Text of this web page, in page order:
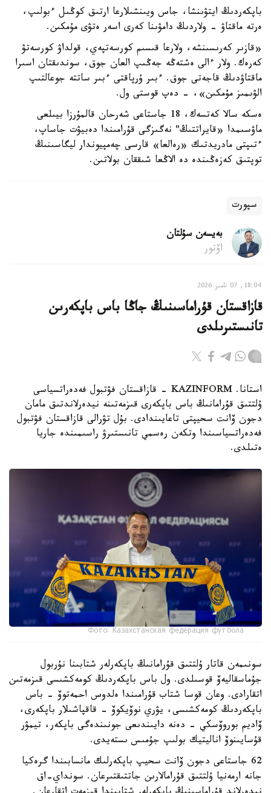
باپكەردىڭ ايتۋىنشا، جاس ويىنشىلارعا ارتىق كوڭىل ءبولىپ،
ەرتە ماقتاۋ - ولاردىڭ دامۋىنا كەرى اسەر ەتۋى مۇمكىن.
«قازىر كەرىسىنشە، ولارعا قىسىم كورسەتپەي، قولداۋ كورسەتۋ
كەرەك. ولار ءالى ەشتەڭە جەڭىپ العان جوق، سوندىقتان اسىرا
ماقتاۋدىڭ قاجەتى جوق. ءبىر ۇرپاقتى ءبىر ساتتە جوعالتىپ
الۋىمىز مۇمكىن»، - دەپ قوستى ول.
ەسكە سالا كەتسەك، 18 جاستاعى شەرحان قالمۇرزا بيىلعى
ماۋسىمدا «قايراتتىڭ" نەگىزگى قۇرامىندا دەبيۋت جاساپ،
ءتىپتى مادريدتىك «رەالعا» قارسى چەمپيوندار ليگاسىنىڭ
توپتىق كەزەڭىندە دە الاڭعا شىققان بولاتىن.
سپورت
بەيسەن سۇلتان
اۆتور
18:04, 07 تامىز 2026
قازاقستان قۇراماسىنىڭ جاڭا باس باپكەرىن
تانىستىرىلدى
استانا. KAZINFORM - قازاقستان فۋتبول فەدەراتسياسى
ۇلتتىق قۇرامانىڭ باس باپكەرى قىزمەتىنە نيدەرلاندتىق مامان
دجون ۆانت سحيپتى تاعايىندادى. بۇل تۋرالى قازاقستان فۋتبول
فەدەراتسياسىندا وتكەن رەسمي تانىستىرۋ راسىمىندە جاريا
ەتىلدى.
Фото: Казахстанская федерация футбола
سونىمەن قاتار ۇلتتىق قۇرامانىڭ باپكەرلەر شتابىنا نۇربول
جۇماسقاليەۆ قوسىلدى. ول باس باپكەردىڭ كومەكشىسى قىزمەتىن
اتقارادى. وعان قوسا شتاب قۇرامىندا ەلدوس احمەتوۆ - باس
باپكەردىڭ كومەكشىسى، يۋري نوۆيكوۆ - قاقپاشىلار باپكەرى،
ۆاديم بوروۆسكي - دەنە دايىندىعى جونىندەگى باپكەر، تيمۋر
قۇسايىنوۆ اناليتيك بولىپ جۇمىس ىستەيدى.
62 جاستاعى دجون ۆانت سحيپ باپكەرلىك مانسابىندا گرەكيا
جانە ارمەنيا ۇلتتىق قۇرامالارىن جاتتىقتىرعان. سونداي-اق